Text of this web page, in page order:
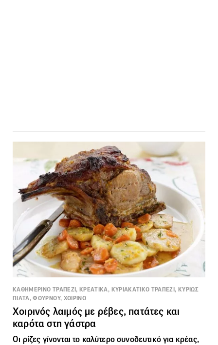
ΚΑΘΗΜΕΡΙΝΟ ΤΡΑΠΕΖΙ, ΚΡΕΑΤΙΚΑ, ΚΥΡΙΑΚΑΤΙΚΟ ΤΡΑΠΕΖΙ, ΚΥΡΙΩΣ
ΠΙΑΤΑ, ΦΟΥΡΝΟΥ, ΧΟΙΡΙΝΟ
Χοιρινός λαιμός με ρέβες, πατάτες και
καρότα στη γάστρα
Οι ρίζες γίνονται το καλύτερο συνοδευτικό για κρέας,